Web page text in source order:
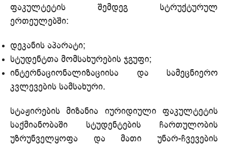
ფაკულტეტის შემდეგ სტრუქტურულ
ერთეულებში:
დეკანის აპარატი;
სტუდენტთა მომსახურების ჯგუფი;
ინტერნაციონალიზაციისა და სამეცნიერო
კვლევების სამსახური.
სტაჟირების მიზანია იურიდიული ფაკულტეტის
საქმიანობაში სტუდენტების ჩართულობის
უზრუნველყოფა და მათი უნარ-ჩვევების